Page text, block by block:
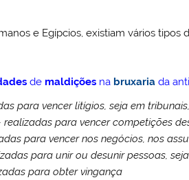
e Egípcios, existiam vários tipos
de maldições na bruxaria da
para vencer litígios, seja em
realizadas para vencer competições
para vencer nos negócios, nos
para unir ou desunir pessoas,
para obter vingança